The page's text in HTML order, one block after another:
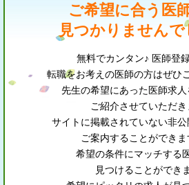
ご希望に合う医
見つかりませんで
無料でカンタン♪ 医師登
転職をお考えの医師の方はぜひ
先生の希望にあった医師求人
ご紹介させていただき
サイトに掲載されていない非
ご案内することができま
希望の条件にマッチする
見つけることができ